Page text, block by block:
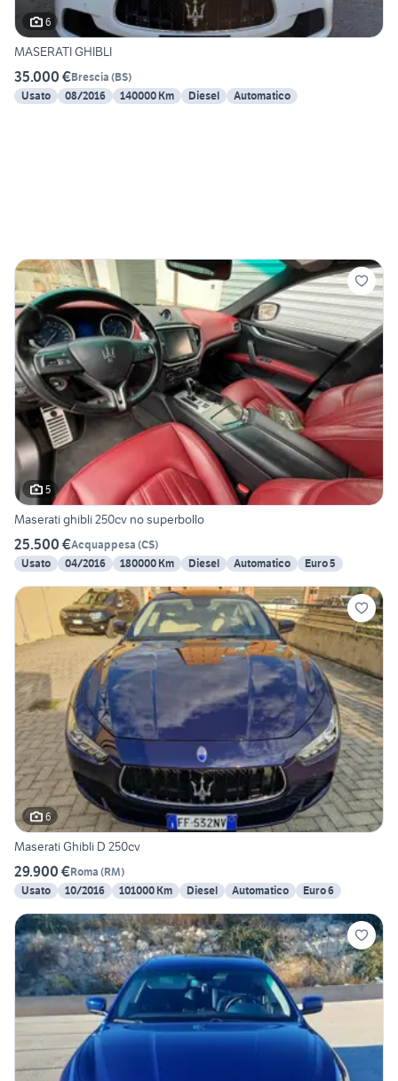
6
MASERATI GHIBLI
35.000 €Brescia (BS)
Usato
08/2016 140000 Km Diesel Automatico
5
Maserati ghibli 250cv no superbollo
25.500 €Acquappesa (CS)
Usato
04/2016 180000 Km Diesel Automatico Euro 5
6
Maserati Ghibli D 250cv
29.900 €Roma (RM)
Usato
10/2016 101000 Km Diesel Automatico Euro 6